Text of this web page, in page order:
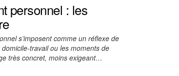
personnel : les
s’imposent comme un réflexe de
travail ou les moments de
très concret, moins exigeant…